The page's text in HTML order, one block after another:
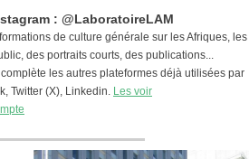
: @LaboratoireLAM
de culture générale sur les Afriques, les
des portraits courts, des publications...
complète les autres plateformes déjà utilisées par
Twitter (X), Linkedin. Les voir